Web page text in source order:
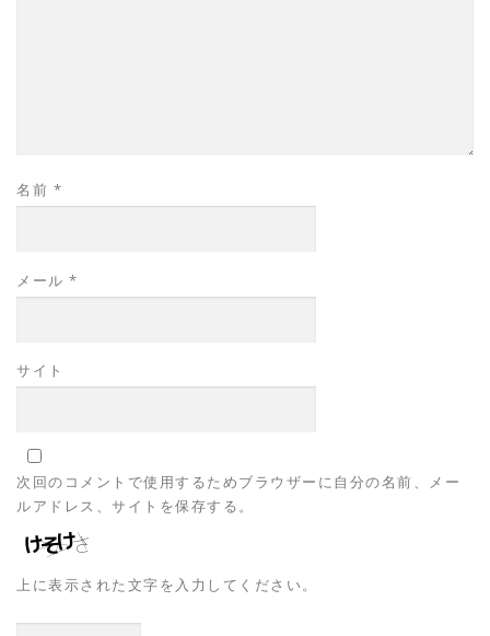
名前 *
メール *
サイト
次回のコメントで使用するためブラウザーに自分の名前、メー
ルアドレス、サイトを保存する。
上に表示された文字を入力してください。